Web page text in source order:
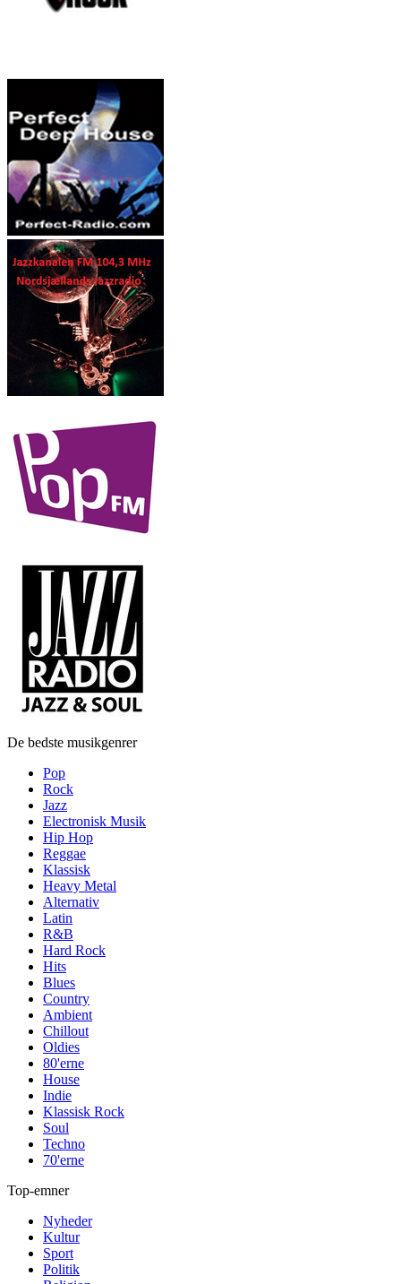
De bedste musikgenrer
Pop
Rock
Jazz
Electronisk Musik
Hip Hop
Reggae
Klassisk
Heavy Metal
Alternativ
Latin
R&B
Hard Rock
Hits
Blues
Country
Ambient
Chillout
Oldies
80'erne
House
Indie
Klassisk Rock
Soul
Techno
70'erne
Top-emner
Nyheder
Kultur
Sport
Politik